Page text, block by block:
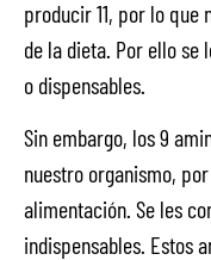
producir 11, por lo que
de la dieta. Por ello se
o dispensables.
Sin embargo, los 9
nuestro organismo,
alimentación. Se les
indispensables. Estos